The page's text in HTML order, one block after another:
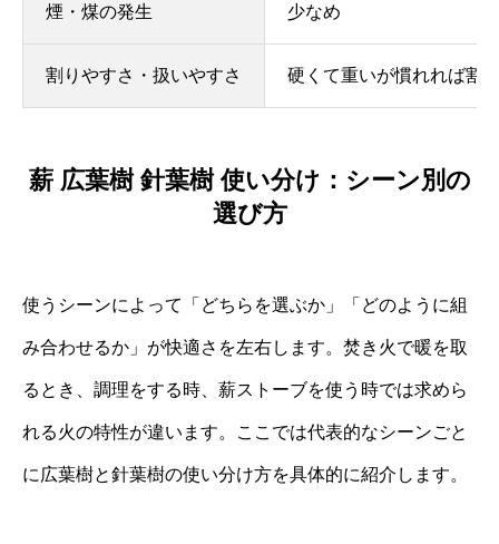
煙・煤の発生 少なめ
割りやすさ・扱いやすさ 硬くて重いが慣れれば割
薪 広葉樹 針葉樹 使い分け：シーン別の
選び方
使うシーンによって「どちらを選ぶか」「どのように組
み合わせるか」が快適さを左右します。焚き火で暖を取
るとき、調理をする時、薪ストーブを使う時では求めら
れる火の特性が違います。ここでは代表的なシーンごと
に広葉樹と針葉樹の使い分け方を具体的に紹介します。